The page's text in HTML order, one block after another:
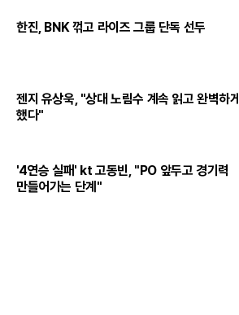
한진, BNK 꺾고 라이즈 그룹 단독 선두
젠지 유상욱, "상대 노림수 계속 읽고 완벽하게
했다"
'4연승 실패' kt 고동빈, "PO 앞두고 경기력
만들어가는 단계"